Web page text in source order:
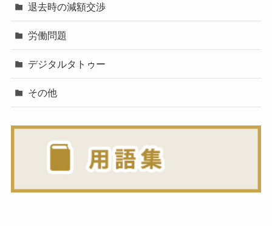
退去時の減額交渉
労働問題
デジタルタトゥー
その他